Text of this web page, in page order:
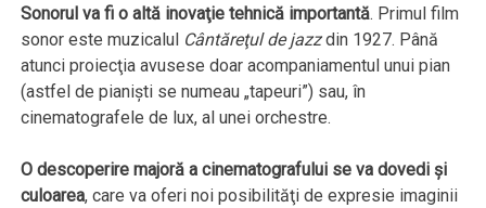
Sonorul va fi o altă inovaţie tehnică importantă. Primul film
sonor este muzicalul Cântăreţul de jazzdin 1927. Până
atunci proiecţia avusese doar acompaniamentul unui pian
(astfel de pianişti se numeau „tapeuri”) sau, în
cinematografele de lux, al unei orchestre.
O descoperire majoră a cinematografului se va dovedi şi
culoarea, care va oferi noi posibilităţi de expresie imaginii